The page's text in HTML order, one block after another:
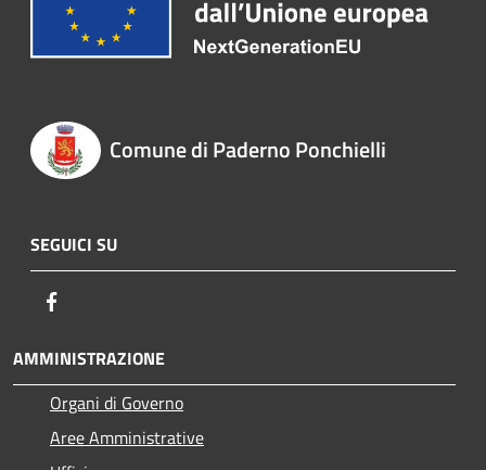
Comune di Paderno Ponchielli
SEGUICI SU
AMMINISTRAZIONE
Organi di Governo
Aree Amministrative